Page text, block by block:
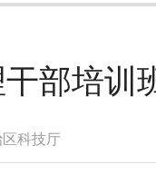
部培训
科技厅